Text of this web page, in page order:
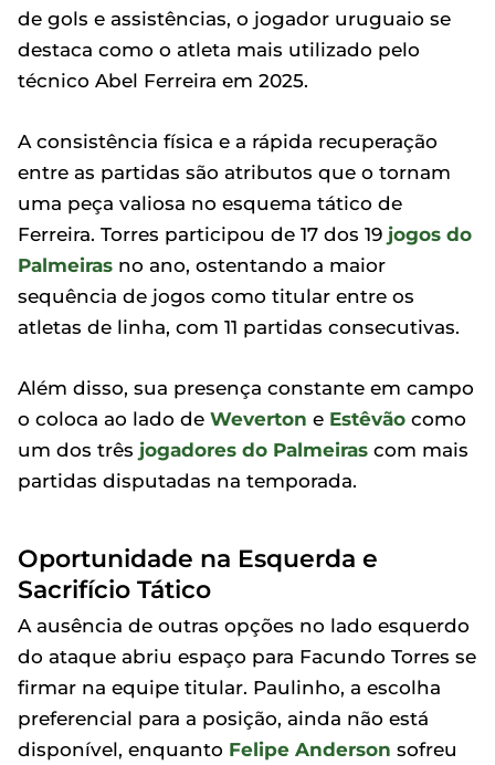
de gols e assistências, o jogador uruguaio se
destaca como o atleta mais utilizado pelo
técnico Abel Ferreira em 2025.
A consistência física e a rápida recuperação
entre as partidas são atributos que o tornam
uma peça valiosa no esquema tático de
Ferreira. Torres participou de 17 dos 19 jogos do
Palmeiras no ano, ostentando a maior
sequência de jogos como titular entre os
atletas de linha, com 11 partidas consecutivas.
Além disso, sua presença constante em campo
o coloca ao lado de Weverton e Estêvão como
um dos três jogadores do Palmeiras com mais
partidas disputadas na temporada.
Oportunidade na Esquerda e
Sacrifício Tático
A ausência de outras opções no lado esquerdo
do ataque abriu espaço para Facundo Torres se
firmar na equipe titular. Paulinho, a escolha
preferencial para a posição, ainda não está
disponível, enquanto Felipe Anderson sofreu